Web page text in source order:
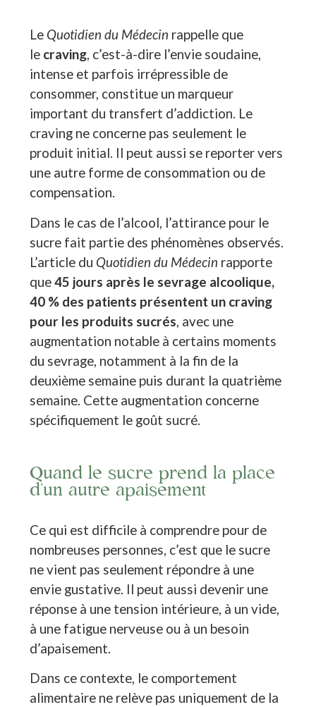
Le Quotidien du Médecin rappelle que
le craving, c’est-à-dire l’envie soudaine,
intense et parfois irrépressible de
consommer, constitue un marqueur
important du transfert d’addiction. Le
craving ne concerne pas seulement le
produit initial. Il peut aussi se reporter vers
une autre forme de consommation ou de
compensation.
Dans le cas de l’alcool, l’attirance pour le
sucre fait partie des phénomènes observés.
L’article du Quotidien du Médecin rapporte
que45 jours après le sevrage alcoolique,
40 % des patients présentent un craving
pour les produits sucrés, avec une
augmentation notable à certains moments
du sevrage, notamment à la fin de la
deuxième semaine puis durant la quatrième
semaine. Cette augmentation concerne
spécifiquement le goût sucré.
Quand le sucre prend la place
d’un autre apaisement
Ce qui est difficile à comprendre pour de
nombreuses personnes, c’est que le sucre
ne vient pas seulement répondre à une
envie gustative. Il peut aussi devenir une
réponse à une tension intérieure, à un vide,
à une fatigue nerveuse ou à un besoin
d’apaisement.
Dans ce contexte, le comportement
alimentaire ne relève pas uniquement de la